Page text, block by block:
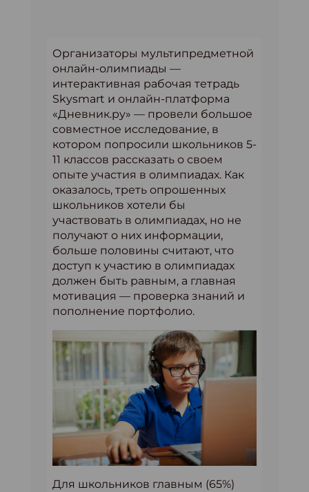
Организаторы мультипредметной
онлайн-олимпиады —
интерактивная рабочая тетрадь
Skysmart и онлайн-платформа
«Дневник.ру» — провели большое
совместное исследование, в
котором попросили школьников 5-
11 классов рассказать о своем
опыте участия в олимпиадах. Как
оказалось, треть опрошенных
школьников хотели бы
участвовать в олимпиадах, но не
получают о них информации,
больше половины считают, что
доступ к участию в олимпиадах
должен быть равным, а главная
мотивация — проверка знаний и
пополнение портфолио.
Для школьников главным (65%)